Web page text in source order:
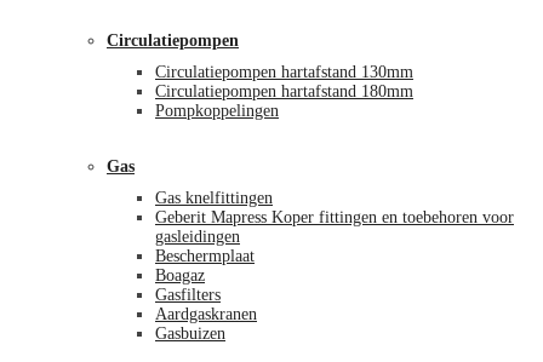
Circulatiepompen
Circulatiepompen hartafstand 130mm
Circulatiepompen hartafstand 180mm
Pompkoppelingen
Gas
Gas knelfittingen
Geberit Mapress Koper fittingen en toebehoren voor
gasleidingen
Beschermplaat
Boagaz
Gasfilters
Aardgaskranen
Gasbuizen